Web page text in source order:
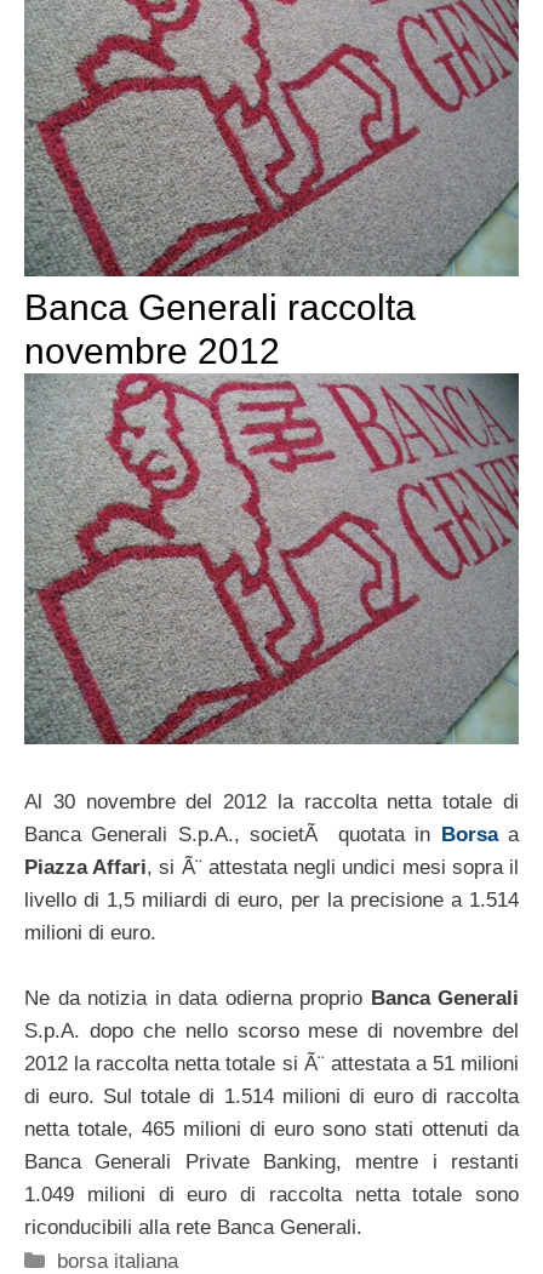
Banca Generali raccolta
novembre 2012
Al 30 novembre del 2012 la raccolta netta totale di
Banca Generali S.p.A., societÃ quotata in Borsaa
Piazza Affari, si Ã¨ attestata negli undici mesi sopra il
livello di 1,5 miliardi di euro, per la precisione a 1.514
milioni di euro.
Ne da notizia in data odierna proprio Banca Generali
S.p.A. dopo che nello scorso mese di novembre del
2012 la raccolta netta totale si Ã¨ attestata a 51 milioni
di euro. Sul totale di 1.514 milioni di euro di raccolta
netta totale, 465 milioni di euro sono stati ottenuti da
Banca Generali Private Banking, mentre i restanti
1.049 milioni di euro di raccolta netta totale sono
riconducibili alla rete Banca Generali.
Categorie
borsa italiana